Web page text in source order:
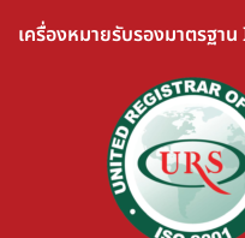
เครื่องหมายรับรองมาตรฐา